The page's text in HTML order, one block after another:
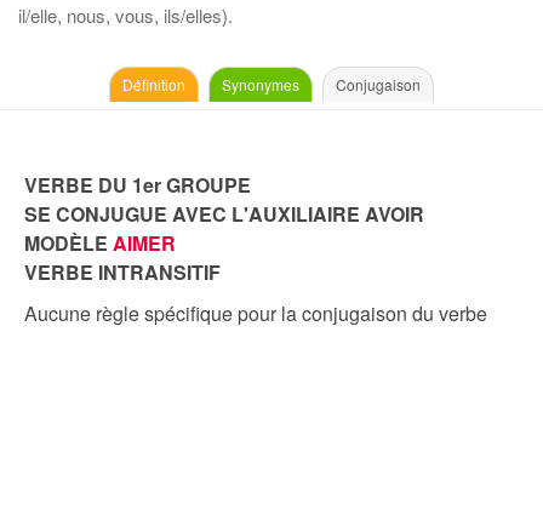
il/elle, nous, vous, ils/elles).
Définition Synonymes Conjugaison
VERBE DU 1er GROUPE
SE CONJUGUE AVEC L'AUXILIAIRE AVOIR
MODÈLE AIMER
VERBE INTRANSITIF
Aucune règle spécifique pour la conjugaison du verbe